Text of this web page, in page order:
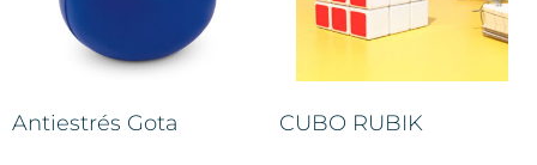
Antiestrés Gota CUBO RUBIK